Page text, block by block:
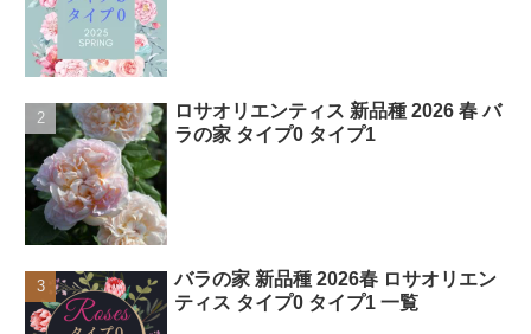
ロサオリエンティス 新品種 2026 春 バ
ラの家 タイプ0 タイプ1
バラの家 新品種 2026春 ロサオリエン
ティス タイプ0 タイプ1 一覧